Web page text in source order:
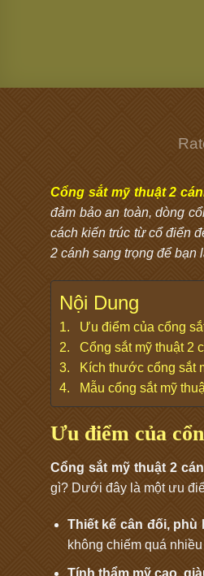
Cổng sắt mỹ thuật 2
đảm bảo an toàn, dòng
cách kiến trúc từ cổ điển
2 cánh sang trọng để bạn
Nội Dung
Ưu điểm của cổng
Cổng sắt mỹ thuật 2
Kích thước cổng sắt
Mẫu cổng sắt mỹ
Ưu điểm của
Cổng sắt mỹ thuật 2
gì? Dưới đây là một ưu
Thiết kế cân đối, phù
không chiếm quá
Tính thẩm mỹ cao,